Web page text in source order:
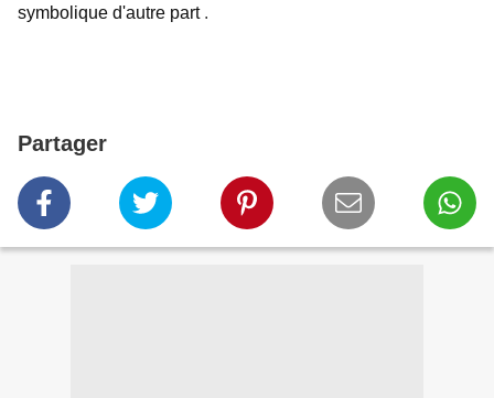
symbolique d'autre part .
Partager